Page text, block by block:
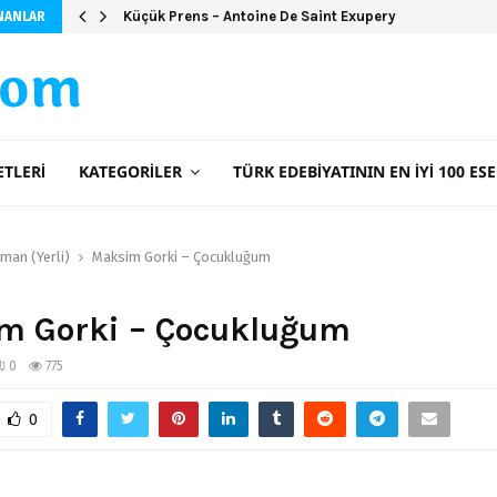
Küçük Prens – Antoine De Saint Exupery
KATEGORILER TÜRK EDEBIYATININ EN İYI 100
(Yerli) Maksim Gorki – Çocukluğum
Gorki – Çocukluğum
0 775
0